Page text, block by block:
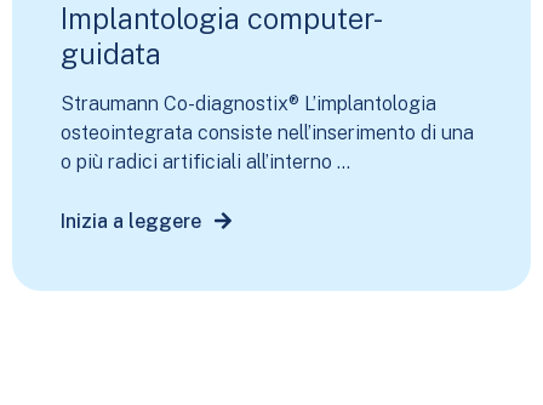
Implantologia computer-
guidata
Straumann Co-diagnostix® L’implantologia
osteointegrata consiste nell’inserimento di una
o più radici artificiali all’interno ...
Inizia a leggere